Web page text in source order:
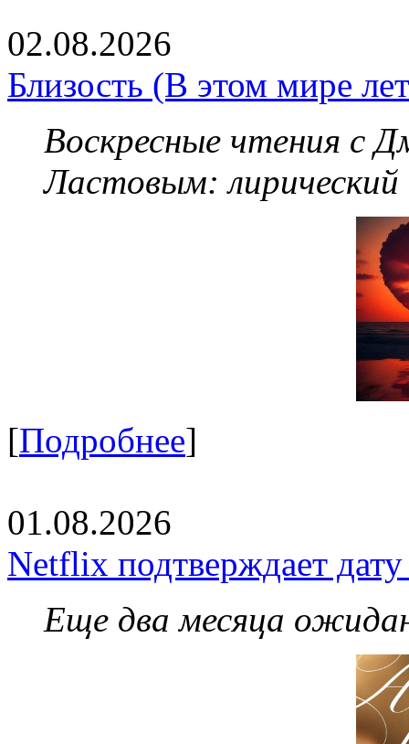
02.08.2026
Близость (В этом мире
Воскресные чтения с
Ластовым:
[Подробнее]
01.08.2026
Netflix подтверждает
Еще два месяца